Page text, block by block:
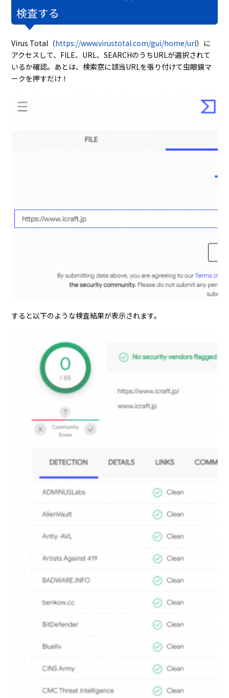
検査する
Virus Total（https://www.virustotal.com/gui/home/url）に
アクセスして、FILE、URL、SEARCHのうちURLが選択されて
いるか確認。あとは、検索窓に該当URLを張り付けて虫眼鏡マ
ークを押すだけ！
すると以下のような検査結果が表示されます。